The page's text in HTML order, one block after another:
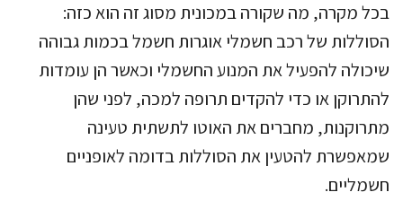
בכל מקרה, מה שקורה במכונית מסוג זה הוא כזה:
הסוללות של רכב חשמלי אוגרות חשמל בכמות גבוהה
שיכולה להפעיל את המנוע החשמלי וכאשר הן עומדות
להתרוקן או כדי להקדים תרופה למכה, לפני שהן
מתרוקנות, מחברים את האוטו לתשתית טעינה
שמאפשרת להטעין את הסוללות בדומה לאופניים
חשמליים.